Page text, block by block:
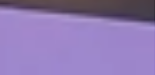
ateliers et présidé la cérémonie. C’était sa
première visite au Cambodge. Nous